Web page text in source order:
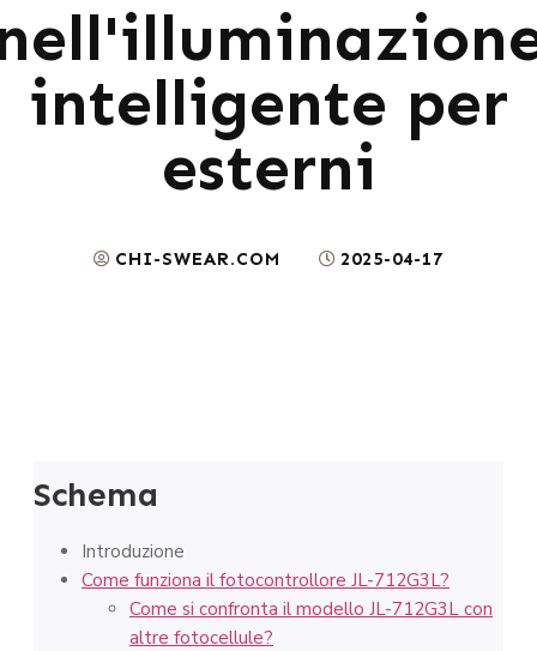
intelligente per
esterni
CHI-SWEAR.COM 2025-04-17
Schema
Introduzione
Come funziona il fotocontrollore JL-712G3L?
Come si confronta il modello JL-712G3L con
altre fotocellule?